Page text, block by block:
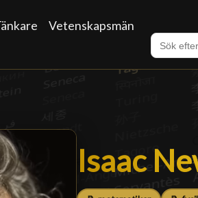
Vetenskapsmän
Isaac
Isaac